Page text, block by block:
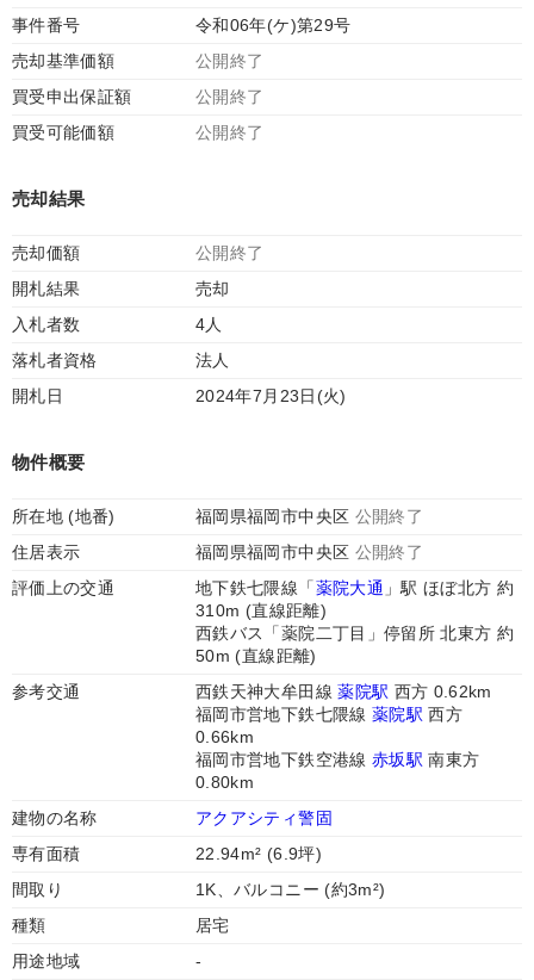
事件番号
令和06年(ケ)第29号
売却基準価額
公開終了
買受申出保証額
公開終了
買受可能価額
公開終了
売却結果
売却価額
公開終了
開札結果
売却
入札者数
4人
落札者資格
法人
開札日
2024年7月23日(火)
物件概要
所在地 (地番) 福岡県福岡市中央区 公開終了
住居表示
福岡県福岡市中央区 公開終了
評価上の交通
地下鉄七隈線「薬院大通 」駅 ほぼ北方 約
310m (直線距離)
西鉄バス「薬院二丁目」停留所 北東方 約
50m (直線距離)
参考交通
西鉄天神大牟田線薬院駅 西方 0.62km
福岡市営地下鉄七隈線 薬院駅 西方
0.66km
福岡市営地下鉄空港線 赤坂駅 南東方
0.80km
建物の名称
アクアシティ警固
専有面積
22.94m² (6.9坪)
間取り
1K、バルコニー (約3m²)
種類
居宅
用途地域
-